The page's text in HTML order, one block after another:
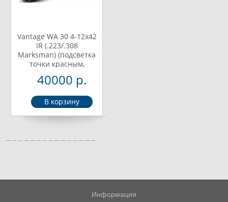
Vantage WA 30 4-12x42
IR (.223/.308
Marksman) (подсветка
точки красным,
14278
40000 р.
Информация